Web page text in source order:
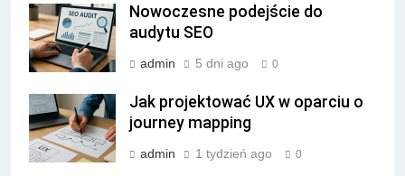
Nowoczesne podejście do
audytu SEO
admin 5 dni ago 0
Jak projektować UX w oparciu o
journey mapping
admin 1 tydzień ago 0